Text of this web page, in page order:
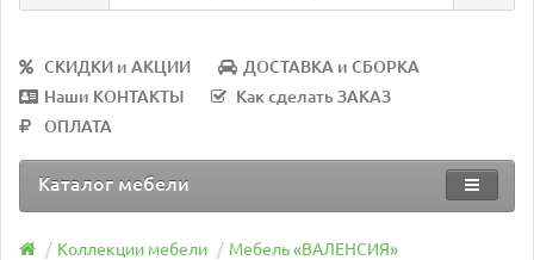
СКИДКИ и АКЦИИ
ДОСТАВКА и СБОРКА
Наши КОНТАКТЫ
Как сделать ЗАКАЗ
ОПЛАТА
Каталог мебели
Коллекции мебели
Мебель «ВАЛЕНСИЯ»